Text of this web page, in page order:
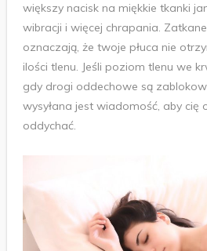
większy nacisk na miękkie tkanki
wibracji i więcej chrapania.
oznaczają, że twoje płuca nie
ilości tlenu. Jeśli poziom tlenu we
gdy drogi oddechowe są
wysyłana jest wiadomość, aby cię
oddychać.